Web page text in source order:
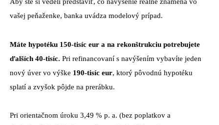
vašej peňaženke, banka uvádza modelový prípad.
Máte hypotéku 150-tisíc eur a na rekonštrukciu potrebujete
ďalších 40-tisíc. Pri refinancovaní s navýšením vybavíte jeden
nový úver vo výške 190-tisíc eur, ktorý pôvodnú hypotéku
splatí a zvyšok pôjde na prerábku.
Pri orientačnom úroku 3,49 % p. a. (bez poplatkov a